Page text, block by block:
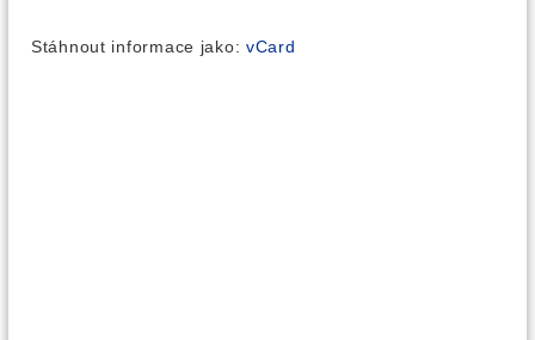
Stáhnout informace jako:vCard